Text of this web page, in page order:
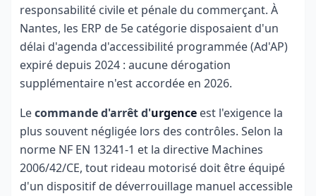
responsabilité civile et pénale du commerçant. À
Nantes, les ERP de 5e catégorie disposaient d'un
délai d'agenda d'accessibilité programmée (Ad'AP)
expiré depuis 2024 : aucune dérogation
supplémentaire n'est accordée en 2026.
Lecommande d'arrêt d'urgence est l'exigence la
plus souvent négligée lors des contrôles. Selon la
norme NF EN 13241-1 et la directive Machines
2006/42/CE, tout rideau motorisé doit être équipé
d'un dispositif de déverrouillage manuel accessible